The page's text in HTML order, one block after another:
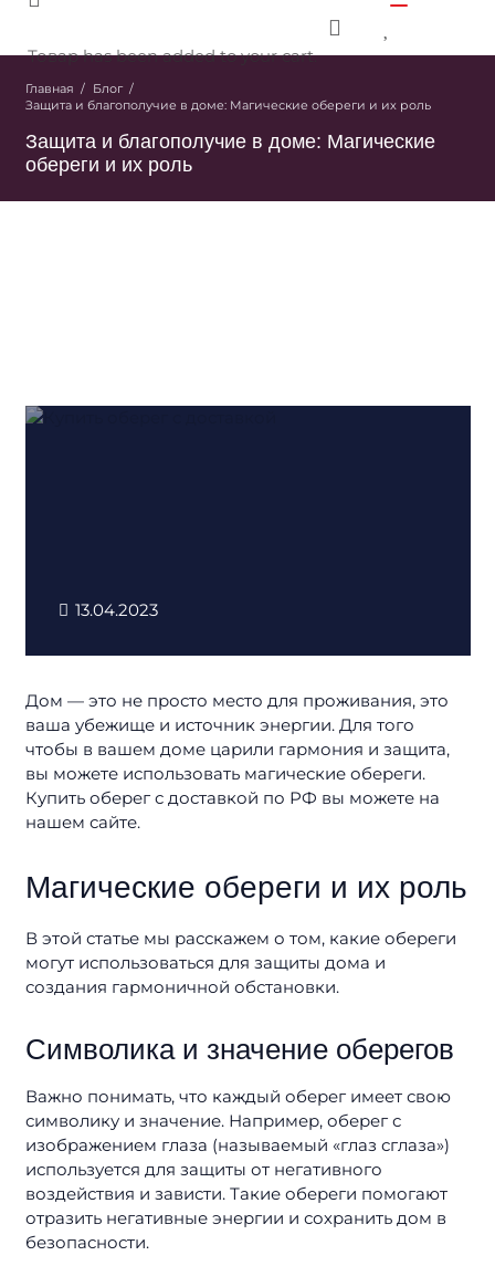
Товарhas been added to your cart.
Главная / Блог /
Защита и благополучие в доме: Магические обереги и их роль
Защита и благополучие в доме: Магические
обереги и их роль
13.04.2023
Дом — это не просто место для проживания, это
ваша убежище и источник энергии. Для того
чтобы в вашем доме царили гармония и защита,
вы можете использовать магические обереги.
Купить оберег с доставкой по РФ вы можете на
нашем сайте.
Магические обереги и их роль
В этой статье мы расскажем о том, какие обереги
могут использоваться для защиты дома и
создания гармоничной обстановки.
Символика и значение оберегов
Важно понимать, что каждый оберег имеет свою
символику и значение. Например, оберег с
изображением глаза (называемый «глаз сглаза»)
используется для защиты от негативного
воздействия и зависти. Такие обереги помогают
отразить негативные энергии и сохранить дом в
безопасности.